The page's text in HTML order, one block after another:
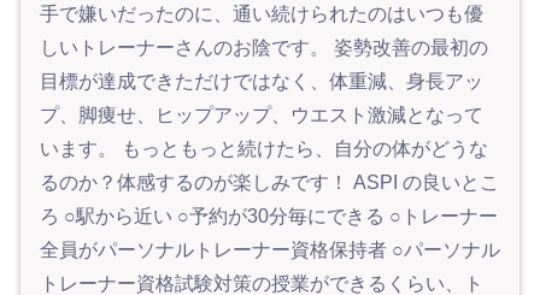
手で嫌いだったのに、通い続けられたのはいつも優
しいトレーナーさんのお陰です。 姿勢改善の最初の
目標が達成できただけではなく、体重減、身長アッ
プ、脚痩せ、ヒップアップ、ウエスト激減となって
います。 もっともっと続けたら、自分の体がどうな
るのか？体感するのが楽しみです！ ASPI の良いとこ
ろ ○駅から近い ○予約が30分毎にできる ○トレーナー
全員がパーソナルトレーナー資格保持者 ○パーソナル
トレーナー資格試験対策の授業ができるくらい、ト